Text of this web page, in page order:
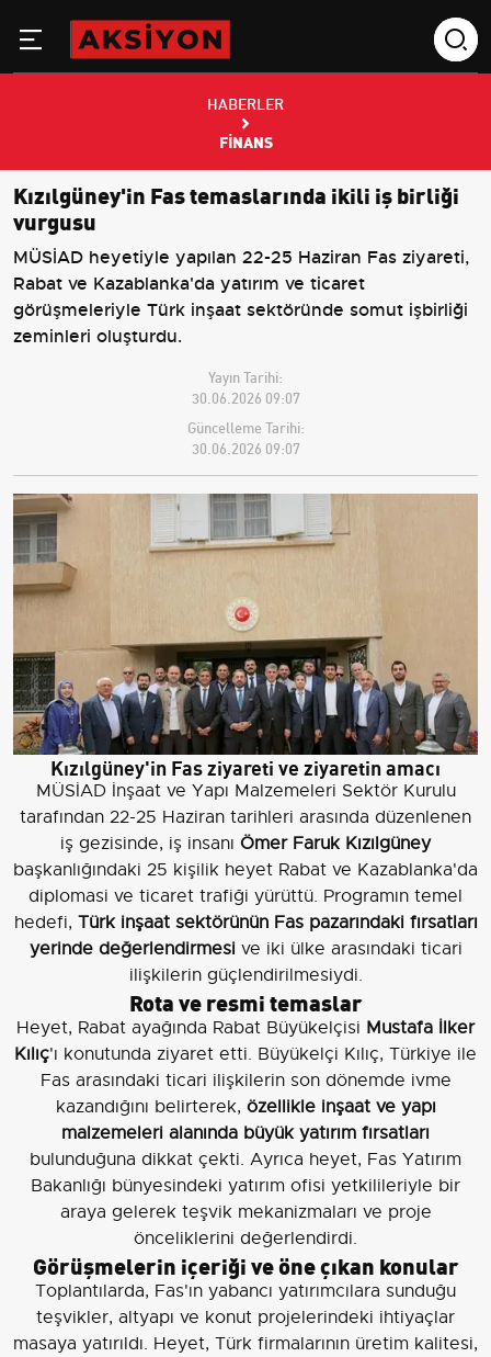
HABERLER
FINANS
Kızılgüney'in Fas temaslarında ikili iş birliği
vurgusu
MÜSİAD heyetiyle yapılan 22-25 Haziran Fas ziyareti,
Rabat ve Kazablanka'da yatırım ve ticaret
görüşmeleriyle Türk inşaat sektöründe somut işbirliği
zeminleri oluşturdu.
Yayın Tarihi:
30.06.2026 09:07
Güncelleme Tarihi:
30.06.2026 09:07
Kızılgüney'in Fas ziyareti ve ziyaretin amacı
MÜSİAD İnşaat ve Yapı Malzemeleri Sektör Kurulu
tarafından 22-25 Haziran tarihleri arasında düzenlenen
iş gezisinde, iş insanı Ömer Faruk Kızılgüney
başkanlığındaki 25 kişilik heyet Rabat ve Kazablanka'da
diplomasi ve ticaret trafiği yürüttü. Programın temel
hedefi, Türk inşaat sektörünün Fas pazarındaki fırsatları
yerinde değerlendirmesive iki ülke arasındaki ticari
ilişkilerin güçlendirilmesiydi.
Rota ve resmi temaslar
Heyet, Rabat ayağında Rabat Büyükelçisi Mustafa İlker
Kılıç'ı konutunda ziyaret etti. Büyükelçi Kılıç, Türkiye ile
Fas arasındaki ticari ilişkilerin son dönemde ivme
kazandığını belirterek, özellikle inşaat ve yapı
malzemeleri alanında büyük yatırım fırsatları
bulunduğuna dikkat çekti. Ayrıca heyet, Fas Yatırım
Bakanlığı bünyesindeki yatırım ofisi yetkilileriyle bir
araya gelerek teşvik mekanizmaları ve proje
önceliklerini değerlendirdi.
Görüşmelerin içeriği ve öne çıkan konular
Toplantılarda, Fas'ın yabancı yatırımcılara sunduğu
teşvikler, altyapı ve konut projelerindeki ihtiyaçlar
masaya yatırıldı. Heyet, Türk firmalarının üretim kalitesi,